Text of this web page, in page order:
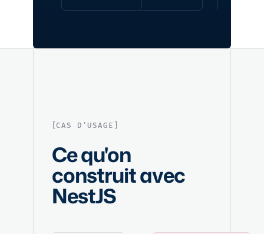
CAS D'USAGE
Ce qu'on
construit avec
NestJS